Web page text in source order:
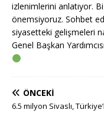
izlenimlerini anlatıyor.
önemsiyoruz. Sohbet
siyasetteki gelişmeleri
Genel Başkan
ÖNCEKI
6.5 milyon Sivaslı,